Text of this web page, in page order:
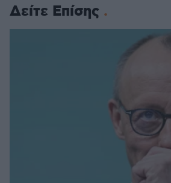
Δείτε Επίσης